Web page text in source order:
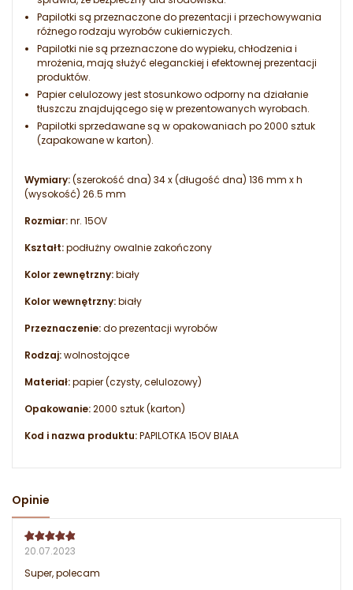
Papilotki są przeznaczone do prezentacji i przechowywania
różnego rodzaju wyrobów cukierniczych.
Papilotki nie są przeznaczone do wypieku, chłodzenia i
mrożenia, mają służyć eleganckiej i efektownej prezentacji
produktów.
Papier celulozowy jest stosunkowo odporny na działanie
tłuszczu znajdującego się w prezentowanych wyrobach.
Papilotki sprzedawane są w opakowaniach po 2000 sztuk
(zapakowane w karton).
Wymiary:(szerokość dna) 34 x (długość dna) 136 mm x h
(wysokość) 26.5 mm
Rozmiar:nr. 15OV
Kształt:podłużny owalnie zakończony
Kolor zewnętrzny:biały
Kolor wewnętrzny:biały
Przeznaczenie:do prezentacji wyrobów
Rodzaj:wolnostojące
Materiał:papier (czysty, celulozowy)
Opakowanie:2000 sztuk (karton)
Kod i nazwa produktu:PAPILOTKA 15OV BIAŁA
Opinie
20.07.2023
Super, polecam